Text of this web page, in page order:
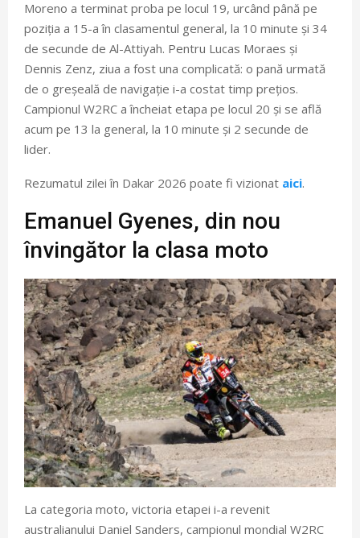
Moreno a terminat proba pe locul 19, urcând până pe
poziția a 15-a în clasamentul general, la 10 minute și 34
de secunde de Al-Attiyah. Pentru Lucas Moraes și
Dennis Zenz, ziua a fost una complicată: o pană urmată
de o greșeală de navigație i-a costat timp prețios.
Campionul W2RC a încheiat etapa pe locul 20 și se află
acum pe 13 la general, la 10 minute și 2 secunde de
lider.
Rezumatul zilei în Dakar 2026 poate fi vizionat aici.
Emanuel Gyenes, din nou
învingător la clasa moto
La categoria moto, victoria etapei i-a revenit
australianului Daniel Sanders, campionul mondial W2RC